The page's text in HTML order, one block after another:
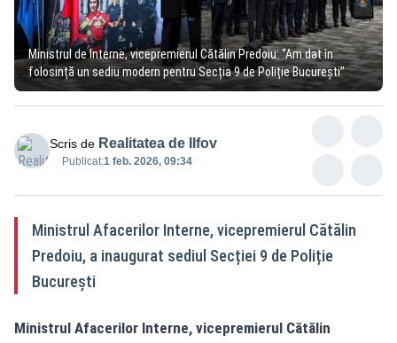
Ministrul de Interne, vicepremierul Cătălin Predoiu: “Am dat în
folosință un sediu modern pentru Secția 9 de Poliție București”
Scris de Realitatea de Ilfov
Publicat:1 feb. 2026, 09:34
Ministrul Afacerilor Interne, vicepremierul Cătălin
Predoiu, a inaugurat sediul Secției 9 de Poliție
București
Ministrul Afacerilor Interne, vicepremierul Cătălin